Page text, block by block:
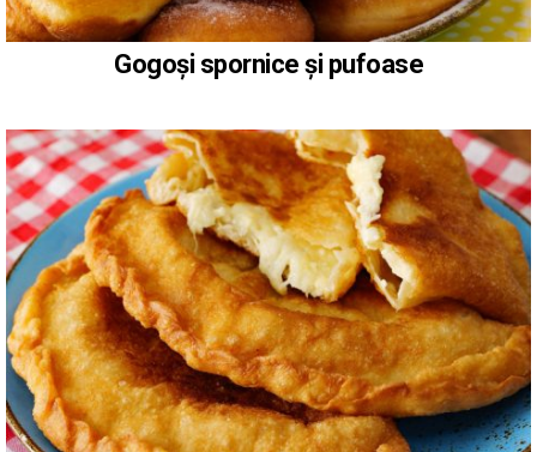
Gogoși spornice și pufoase